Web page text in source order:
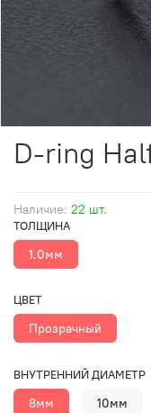
Наличие: 22 шт.
D-ring
ТОЛЩИНА
1.0мм
ЦВЕТ
Прозрачный
ВНУТРЕННИЙ ДИАМЕТР
8мм 10мм